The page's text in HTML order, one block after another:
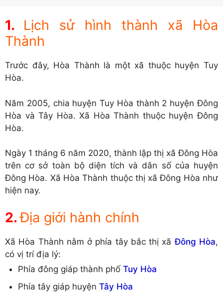
Lịch sử hình thành xã Hòa
Thành
Trước đây, Hòa Thành là một xã thuộc huyện Tuy
Hòa.
Năm 2005, chia huyện Tuy Hòa thành 2 huyện Đông
Hòa và Tây Hòa. Xã Hòa Thành thuộc huyện Đông
Hòa.
Ngày 1 tháng 6 năm 2020, thành lập thị xã Đông Hòa
trên cơ sở toàn bộ diện tích và dân số của huyện
Đông Hòa. Xã Hòa Thành thuộc thị xã Đông Hòa như
hiện nay.
Địa giới hành chính
Xã Hòa Thành nằm ở phía tây bắc thị xãĐông Hòa,
có vị trí địa lý:
Phía đông giáp thành phố Tuy Hòa
Phía tây giáp huyện Tây Hòa